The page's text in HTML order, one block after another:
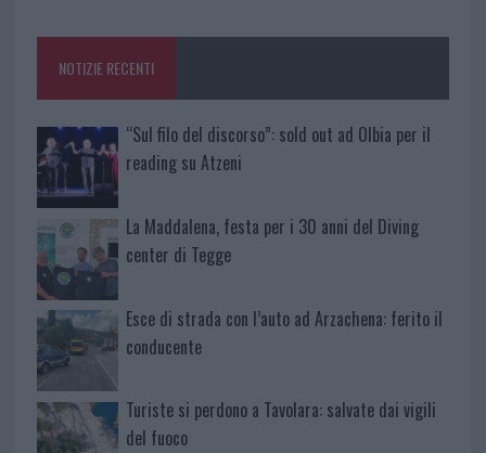
o
k
p
NOTIZIE RECENTI
“Sul filo del discorso”: sold out ad Olbia per il
reading su Atzeni
La Maddalena, festa per i 30 anni del Diving
center di Tegge
Esce di strada con l’auto ad Arzachena: ferito il
conducente
Turiste si perdono a Tavolara: salvate dai vigili
del fuoco